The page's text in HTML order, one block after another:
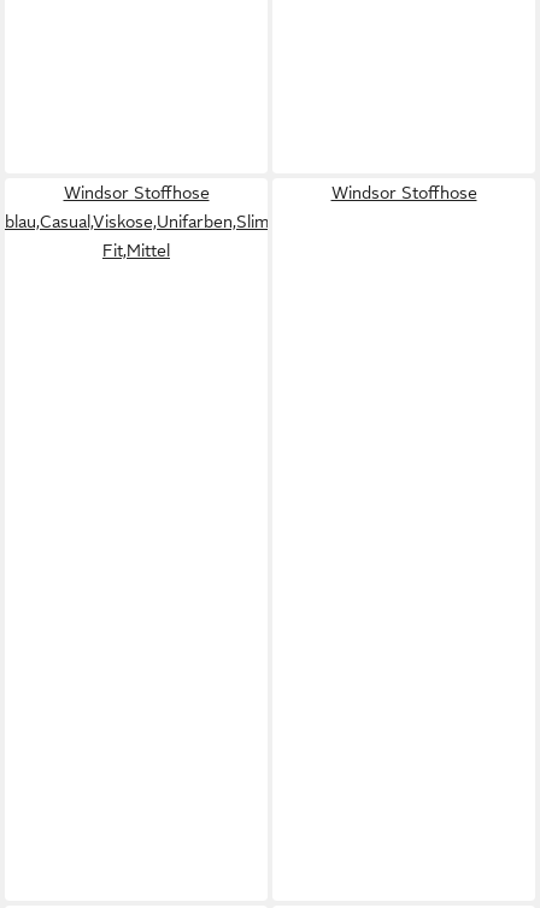
Windsor Stoffhose
blau,Casual,Viskose,Unifarben,Slim
Fit,Mittel
Windsor Stoffhose